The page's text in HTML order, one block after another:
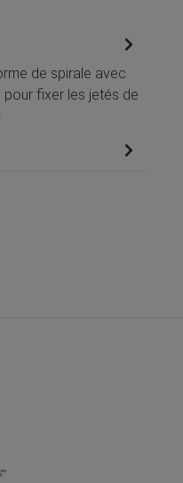
de spirale avec
fixer les jetés de